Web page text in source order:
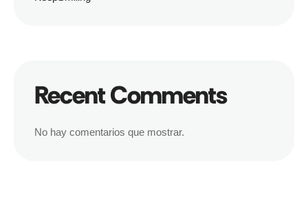
Recent Comments
No hay comentarios que mostrar.